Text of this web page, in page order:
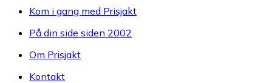
Kom i gang med Prisjakt
På din side siden 2002
Om Prisjakt
Kontakt